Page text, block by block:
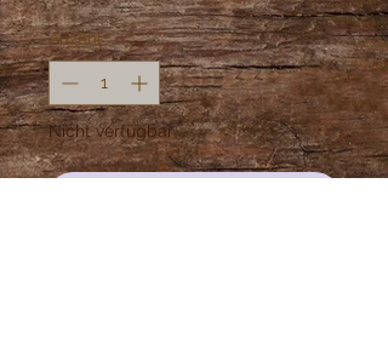
Anzahl *
Nicht verfügbar